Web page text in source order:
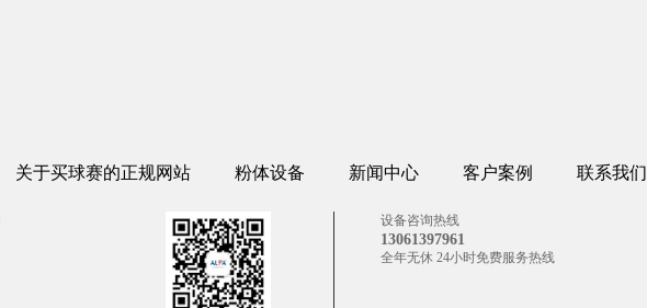
关于买球赛的正规网站 粉体设备 新闻中心 客户案例 联系我们
设备咨询热线
13061397961
全年无休 24小时免费服务热线